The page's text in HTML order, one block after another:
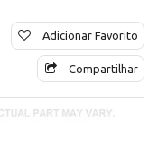
Adicionar Favorito
Compartilhar